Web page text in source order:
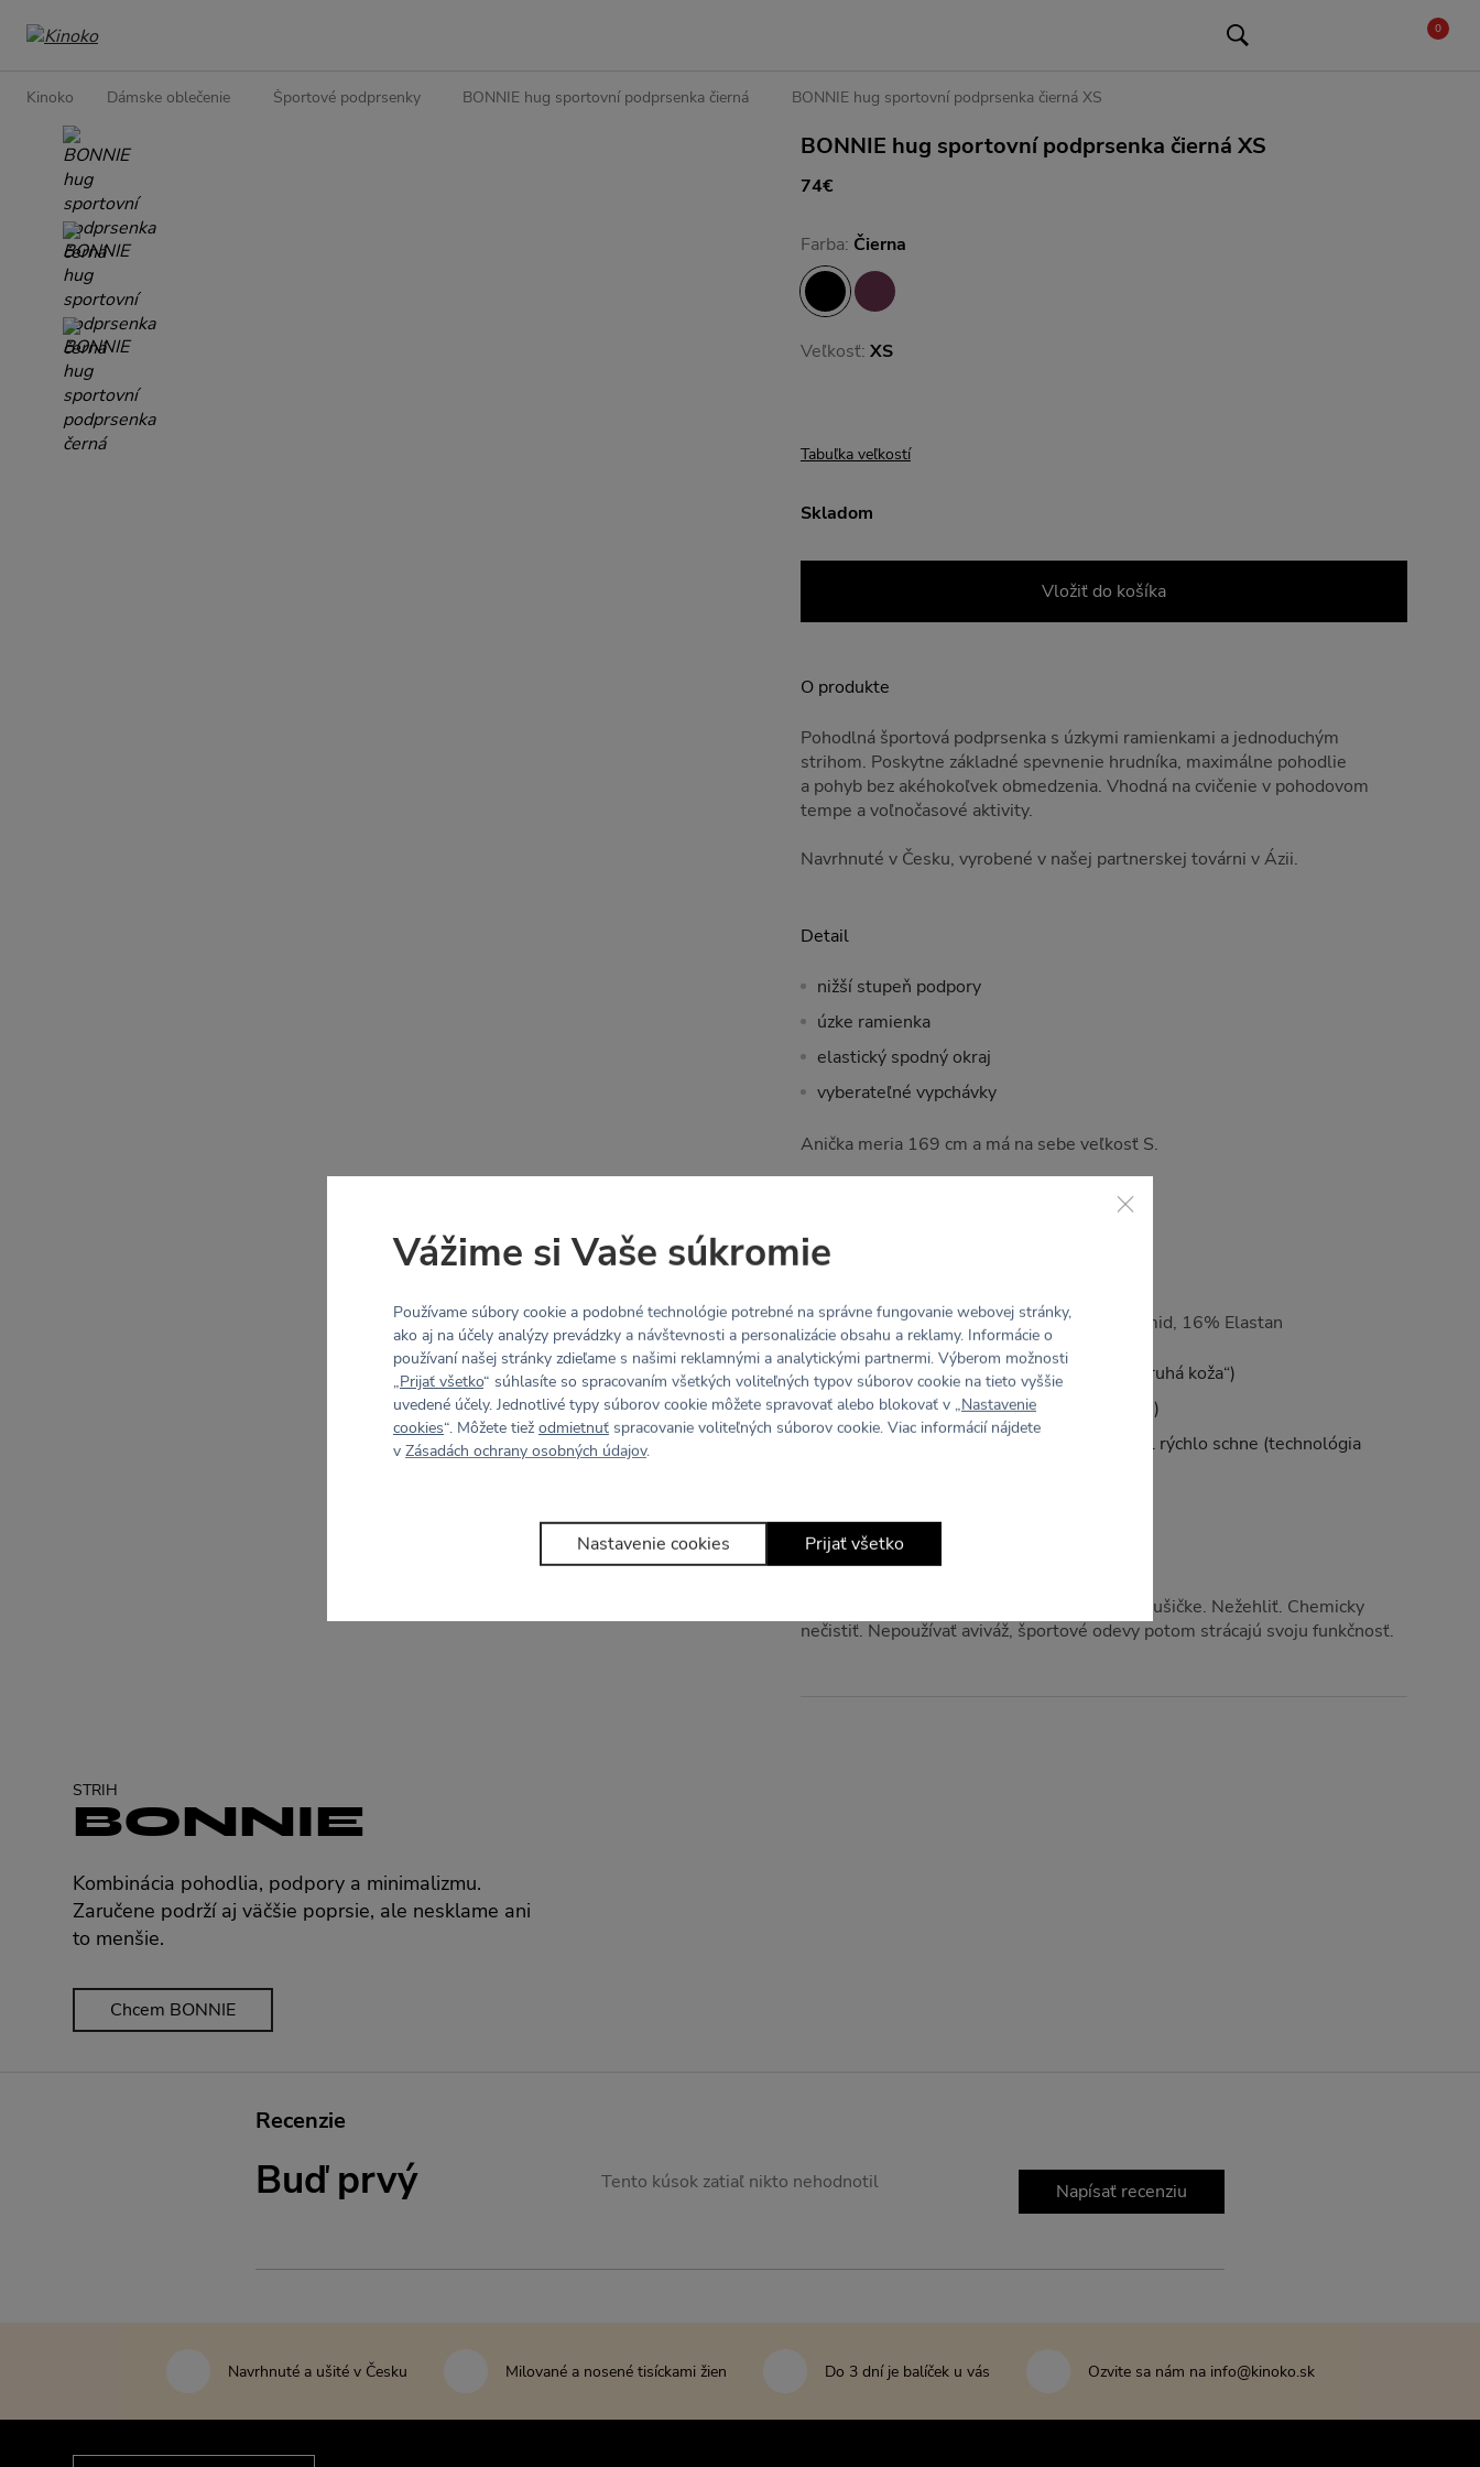
0
Kinoko Dámske oblečenie Športové podprsenky BONNIE hug sportovní podprsenka čierná BONNIE hug sportovní podprsenka čierná XS
BONNIE hug sportovní podprsenka čierná XS
74€
Farba: Čierna
Veľkosť: XS
Tabuľka veľkostí
Skladom
Vložiť do košíka
O produkte
Pohodlná športová podprsenka s úzkymi ramienkami a jednoduchým
strihom. Poskytne základné spevnenie hrudníka, maximálne pohodlie
a pohyb bez akéhokoľvek obmedzenia. Vhodná na cvičenie v pohodovom
tempe a voľnočasové aktivity.
Navrhnuté v Česku, vyrobené v našej partnerskej továrni v Ázii.
Detail
nižší stupeň podpory
úzke ramienka
elastický spodný okraj
vyberateľné vypchávky
Anička meria 169 cm a má na sebe veľkosť S.
Materiál
Recyklovaný HUG: 84% Recyklovaný Polyamid, 16% Elastan
ľahký, zamatovo jemný, hebký na dotyk („druhá koža“)
elastický všetkými smermi (4-Way Stretch)
odvádza pot a vlhkosť od tela von, materiál rýchlo schne (technológia
Údržba a starostlivosť
Prať na 30 °C. Nebieliť. Nesušiť v bubnovej sušičke. Nežehliť. Chemicky
nečistiť. Nepoužívať aviváž, športové odevy potom strácajú svoju funkčnosť.
STRIH
BONNIE
Kombinácia pohodlia, podpory a minimalizmu.
Zaručene podrží aj väčšie poprsie, ale nesklame ani
to menšie.
Chcem BONNIE
Recenzie
Buď prvý Tento kúsok zatiaľ nikto nehodnotil Napísať recenziu
Navrhnuté a ušité v Česku Milované a nosené tisíckami žien Do 3 dní je balíček u vás Ozvite sa nám na info@kinoko.sk
Vážime si Vaše súkromie
Používame súbory cookie a podobné technológie potrebné na správne fungovanie webovej stránky,
ako aj na účely analýzy prevádzky a návštevnosti a personalizácie obsahu a reklamy. Informácie o
používaní našej stránky zdieľame s našimi reklamnými a analytickými partnermi. Výberom možnosti
„Prijať všetko“ súhlasíte so spracovaním všetkých voliteľných typov súborov cookie na tieto vyššie
uvedené účely. Jednotlivé typy súborov cookie môžete spravovať alebo blokovať v „Nastavenie
cookies“. Môžete tiež odmietnuť spracovanie voliteľných súborov cookie. Viac informácií nájdete
v Zásadách ochrany osobných údajov.
Nastavenie cookies Prijať všetko